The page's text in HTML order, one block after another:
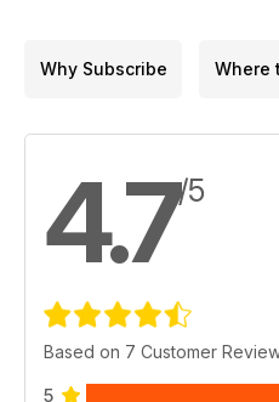
Why Subscribe Where
4.7/5
Based on 7 Customer
5